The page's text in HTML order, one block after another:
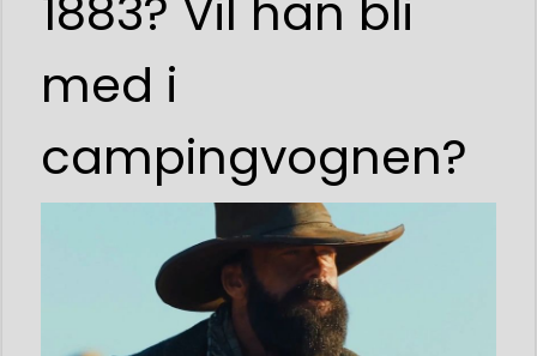
med i
campingvognen?